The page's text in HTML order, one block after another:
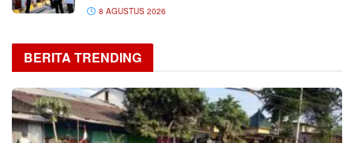
8 AGUSTUS 2026
BERITA TRENDING